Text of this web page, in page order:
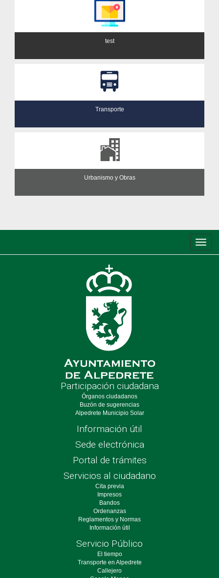
test
Transporte
Urbanismo y Obras
de
Participación ciudadana
Órganos ciudadanos
Buzón de sugerencias
Alpedrete Municipio Solar
Información útil
Sede electrónica
Portal de trámites
Servicios al ciudadano
Cita previa
Impresos
Bandos
Ordenanzas
Reglamentos y Normas
Información útil
Servicio Público
El tiempo
Transporte en Alpedrete
Callejero